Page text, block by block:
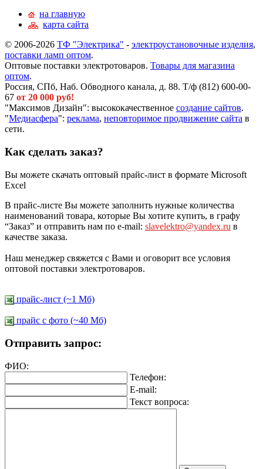
на главную
карта сайта
© 2006-2026 ТФ "Электрика" - электроустановочные изделия,
поставки ламп оптом.
Оптовые поставки электротоваров. Товары для магазина
оптом.
Россия, СПб, Наб. Обводного канала, д. 88. Т/ф (812) 600-00-
67 от 20 000 руб!
"Максимов Дизайн": высококачественное создание сайтов.
"Медиасфера": реклама, неповторимое продвижение сайта в
сети.
Как сделать заказ?
Вы можете скачать оптовый прайс-лист в формате Microsoft
Excel
В прайс-листе Вы можете заполнить нужные количества
наименований товара, которые Вы хотите купить, в графу
“Заказ” и отправить нам по e-mail: slavelektro@yandex.ru в
качестве заказа.
Наш менеджер свяжется с Вами и оговорит все условия
оптовой поставки электротоваров.
прайс-лист (~1 Мб)
прайс c фото (~40 Мб)
Отправить запрос:
ФИО:
Телефон:
E-mail:
Текст вопроса: